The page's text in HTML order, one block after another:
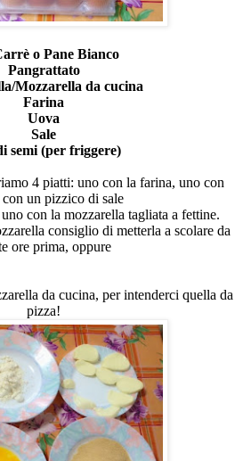
o Pane Bianco
Pangrattato
Mozzarella da cucina
Farina
Uova
Sale
semi (per friggere)
4 piatti: uno con la farina, uno con
un pizzico di sale
con la mozzarella tagliata a fettine.
consiglio di metterla a scolare da
ore prima, oppure
da cucina, per intenderci quella da
pizza!